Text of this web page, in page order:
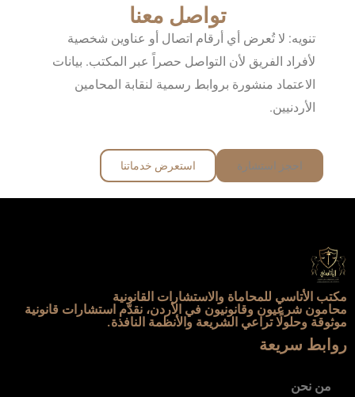
تواصل معنا
تنويه: لا تُعرض أي أرقام اتصال أو عناوين شخصية
لأفراد الفريق لأن التواصل حصراً عبر المكتب. بيانات
الاعتماد منشورة بروابط رسمية لنقابة المحامين
الأردنيين.
احجز استشارة استعرض خدماتنا
مكتب الأتاسي للمحاماة والاستشارات القانونية
محامون شرعيون وقانونيون في الأردن، نقدّم استشارات قانونية
موثوقة وحلولًا تراعي الشريعة والأنظمة النافذة.
روابط سريعة
من نحن